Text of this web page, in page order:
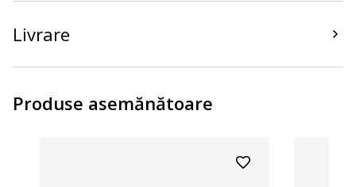
Livrare
Produse asemănătoare